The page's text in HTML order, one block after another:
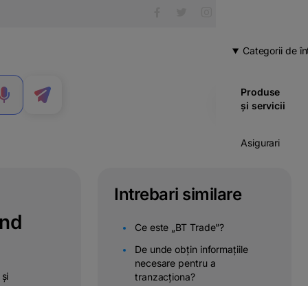
MENIU
Categorii de
Produse
și servicii
Asigurari
Credite
Intrebari similare
Ce este „BT Trade”?
De unde obțin informațiile
necesare pentru a
tranzacționa?